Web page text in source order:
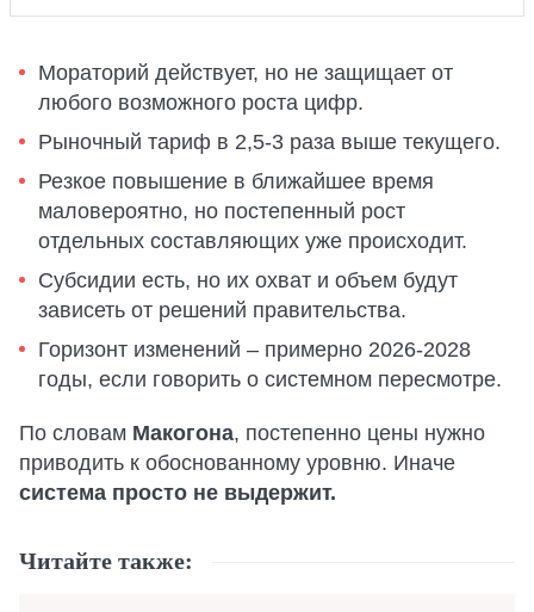
Мораторий действует, но не защищает от
любого возможного роста цифр.
Рыночный тариф в 2,5-3 раза выше текущего.
Резкое повышение в ближайшее время
маловероятно, но постепенный рост
отдельных составляющих уже происходит.
Субсидии есть, но их охват и объем будут
зависеть от решений правительства.
Горизонт изменений – примерно 2026-2028
годы, если говорить о системном пересмотре.
По словам Макогона, постепенно цены нужно
приводить к обоснованному уровню. Иначе
система просто не выдержит.
Читайте также: